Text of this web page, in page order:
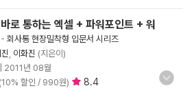
로 통하는 엑셀 + 파워포인트 + 워
-회사통 현장밀착형 입문서 시리즈
이화진 (지은이)
2011년 08월
할인 / 990원)
8.4